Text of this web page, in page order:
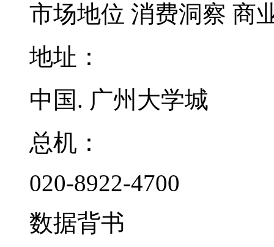
市场地位 消费洞察 商
地址：
中国. 广州大学城
总机：
020-8922-4700
数据背书